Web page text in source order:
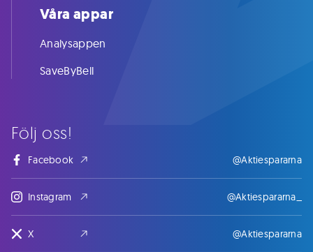
Följ oss!
Facebook @Aktiespararna
Instagram @Aktiespararna_
X @Aktiespararna
Våra appar
Analysappen
SaveByBell